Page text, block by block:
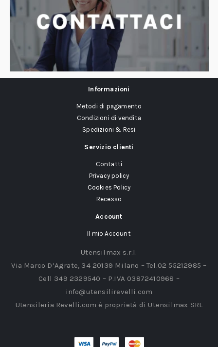
Informazioni
Metodi di pagamento
Condizioni di vendita
Spedizioni & Resi
Servizio clienti
Contatti
Privacy policy
Cookies Policy
Recesso
Account
Il mio Account
Utensilmax s.r.l.
Via Marco D’Agrate, 34 20139 Milano – Tel.02 55212985 –
Cell 349 2329540 – P.IVA 03872410968 –
info@utensilirevelli.com
Utensileria Revelli.com è proprietà di Utensilmax SRL